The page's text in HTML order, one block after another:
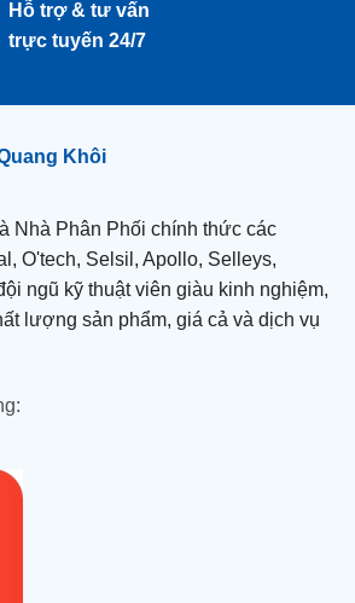
Hỗ trợ & tư vấn
trực tuyến 24/7
Khôi
Nhà Phân Phối chính thức các
O'tech, Selsil, Apollo, Selleys,
ngũ kỹ thuật viên giàu kinh nghiệm,
lượng sản phẩm, giá cả và dịch vụ